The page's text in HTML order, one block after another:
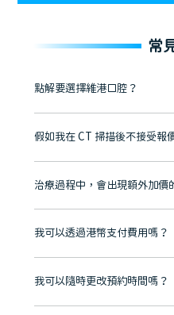
常
點解要選擇維港口腔？
維港口腔踐行「醫道濟世」的大
牌」、「2025香港企業領袖品牌
至今已服務超過三十個國家和地
市市民極高的口碑評價及信任推薦
有咨詢及服務保障中心，有任何
假如我在 CT 掃描後不接受報
不會！只要未開始實際服務之前
治療過程中，會出現額外加價
不會，治療前我們會詳細說明治
我可以透過港幣支付費用嗎？
可以。維港口腔會按照當日匯率
我可以隨時更改預約時間嗎？
可以，請盡早通過wechat或